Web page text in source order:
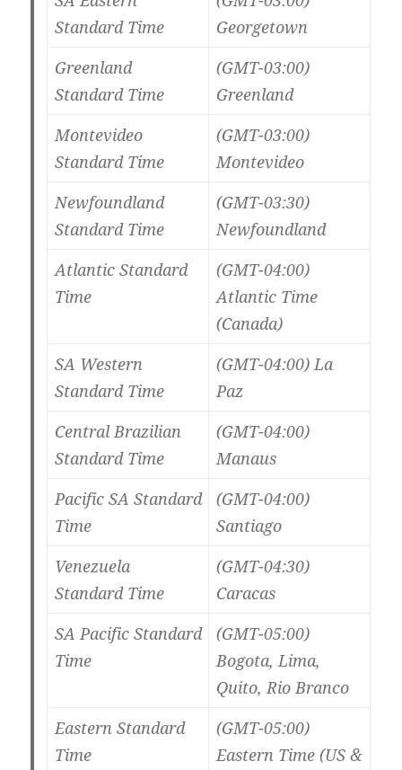
Standard Time
Georgetown
Greenland
Standard Time
(GMT-03:00)
Greenland
Montevideo
Standard Time
(GMT-03:00)
Montevideo
Newfoundland
Standard Time
(GMT-03:30)
Newfoundland
Atlantic Standard
Time
(GMT-04:00)
Atlantic Time
(Canada)
SA Western
Standard Time
(GMT-04:00) La
Paz
Central Brazilian
Standard Time
(GMT-04:00)
Manaus
Pacific SA Standard
Time
(GMT-04:00)
Santiago
Venezuela
Standard Time
(GMT-04:30)
Caracas
SA Pacific Standard
Time
(GMT-05:00)
Bogota, Lima,
Quito, Rio Branco
Eastern Standard
Time
(GMT-05:00)
Eastern Time (US &